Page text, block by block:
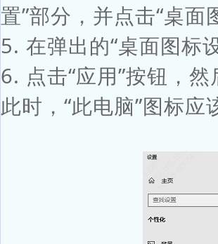
置”部分，并点击“桌面
5. 在弹出的“桌面图标
6. 点击“应用”按钮，
此时，“此电脑”图标